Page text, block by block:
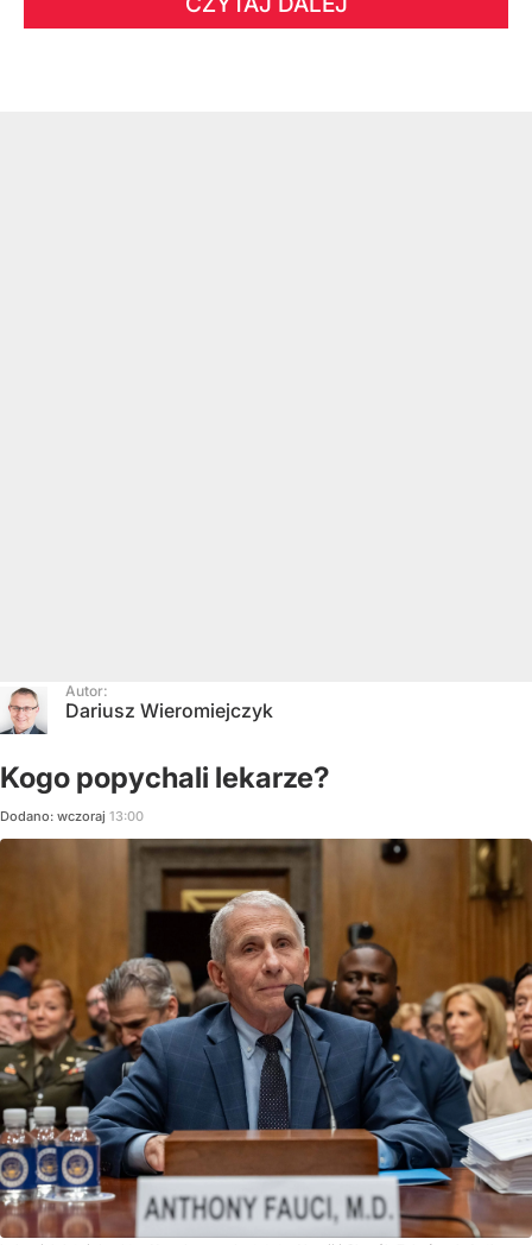
Autor:
Dariusz Wieromiejczyk
Kogo popychali lekarze?
Dodano: wczoraj 13:00